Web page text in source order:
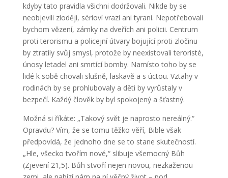
kdyby tato pravidla všichni dodržovali. Nikde by se
neobjevili zloději, sérioví vrazi ani tyrani. Nepotřebovali
bychom vězení, zámky na dveřích ani policii. Centrum
proti terorismu a policejní útvary bojující proti zločinu
by ztratily svůj smysl, protože by neexistovali teroristé,
únosy letadel ani smrtící bomby. Namísto toho by se
lidé k sobě chovali slušně, laskavě a s úctou. Vztahy v
rodinách by se prohlubovaly a děti by vyrůstaly v
bezpečí. Každý člověk by byl spokojený a šťastný.
Možná si říkáte: „Takový svět je naprosto nereálný.“
Opravdu? Vím, že se tomu těžko věří, Bible však
předpovídá, že jednoho dne se to stane skutečností.
„Hle, všecko tvořím nové,“ slibuje všemocný Bůh
(Zjevení 21,5). Bůh stvoří nejen novou, nezkaženou